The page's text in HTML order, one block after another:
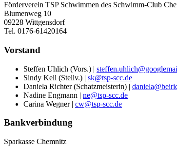
Förderverein TSP Schwimmen des Schwimm-Club
Blumenweg 10
09228 Wittgensdorf
Tel. 0176-61420164
Vorstand
Steffen Uhlich (Vors.) |
Sindy Keil (Stellv.) | sk@tsp-scc.de
Daniela Richter (Schatzmeisterin) |
Nadine Engmann | ne@tsp-scc.de
Carina Wegner | cw@tsp-scc.de
Bankverbindung
Sparkasse Chemnitz